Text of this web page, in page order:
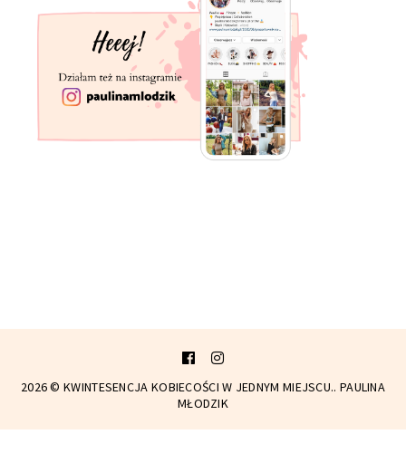
2026 ©KWINTESENCJA KOBIECOŚCI W JEDNYM MIEJSCU.. PAULINA
MŁODZIK